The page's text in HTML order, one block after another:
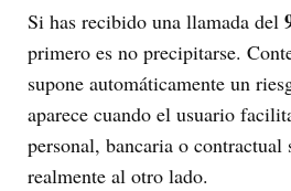
Si has recibido una llamada del
primero es no precipitarse.
supone automáticamente un
aparece cuando el usuario
personal, bancaria o contractual
realmente al otro lado.